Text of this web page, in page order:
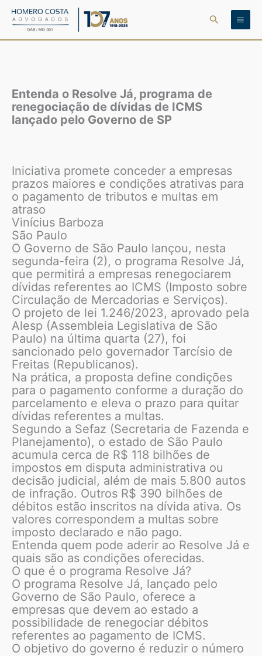
para
Pesquisar
Entenda o Resolve Já, programa de
renegociação de dívidas de ICMS
lançado pelo Governo de SP
Iniciativa promete conceder a empresas
prazos maiores e condições atrativas para
o pagamento de tributos e multas em
atraso
Vinícius Barboza
São Paulo
O Governo de São Paulo lançou, nesta
segunda-feira (2), o programa Resolve Já,
que permitirá a empresas renegociarem
dívidas referentes ao ICMS (Imposto sobre
Circulação de Mercadorias e Serviços).
O projeto de lei 1.246/2023, aprovado pela
Alesp (Assembleia Legislativa de São
Paulo) na última quarta (27), foi
sancionado pelo governador Tarcísio de
Freitas (Republicanos).
Na prática, a proposta define condições
para o pagamento conforme a duração do
parcelamento e eleva o prazo para quitar
dívidas referentes a multas.
Segundo a Sefaz (Secretaria de Fazenda e
Planejamento), o estado de São Paulo
acumula cerca de R$ 118 bilhões de
impostos em disputa administrativa ou
decisão judicial, além de mais 5.800 autos
de infração. Outros R$ 390 bilhões de
débitos estão inscritos na dívida ativa. Os
valores correspondem a multas sobre
imposto declarado e não pago.
Entenda quem pode aderir ao Resolve Já e
quais são as condições oferecidas.
O que é o programa Resolve Já?
O programa Resolve Já, lançado pelo
Governo de São Paulo, oferece a
empresas que devem ao estado a
possibilidade de renegociar débitos
referentes ao pagamento de ICMS.
O objetivo do governo é reduzir o número